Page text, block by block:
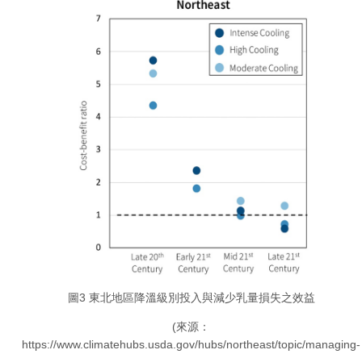
圖3 東北地區降溫級別投入與減少乳量損失之效益
(來源：
https://www.climatehubs.usda.gov/hubs/northeast/topic/managing-